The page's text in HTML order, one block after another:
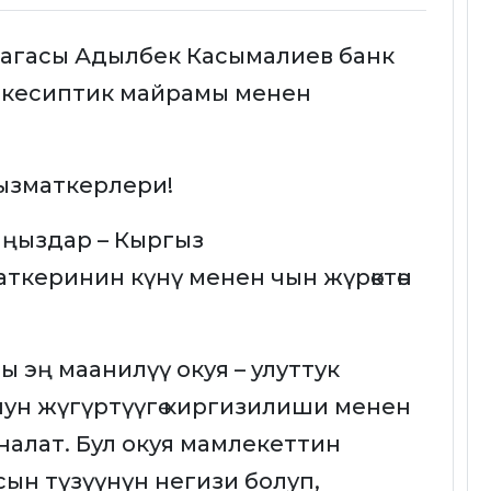
Адылбек Касымалиев банк
майрамы менен
– Кыргыз
күнү менен чын жүрөктөн
эң маанилүү окуя – улуттук
жүгүртүүгө киргизилиши менен
Бул окуя мамлекеттин
түзүүнүн негизи болуп,